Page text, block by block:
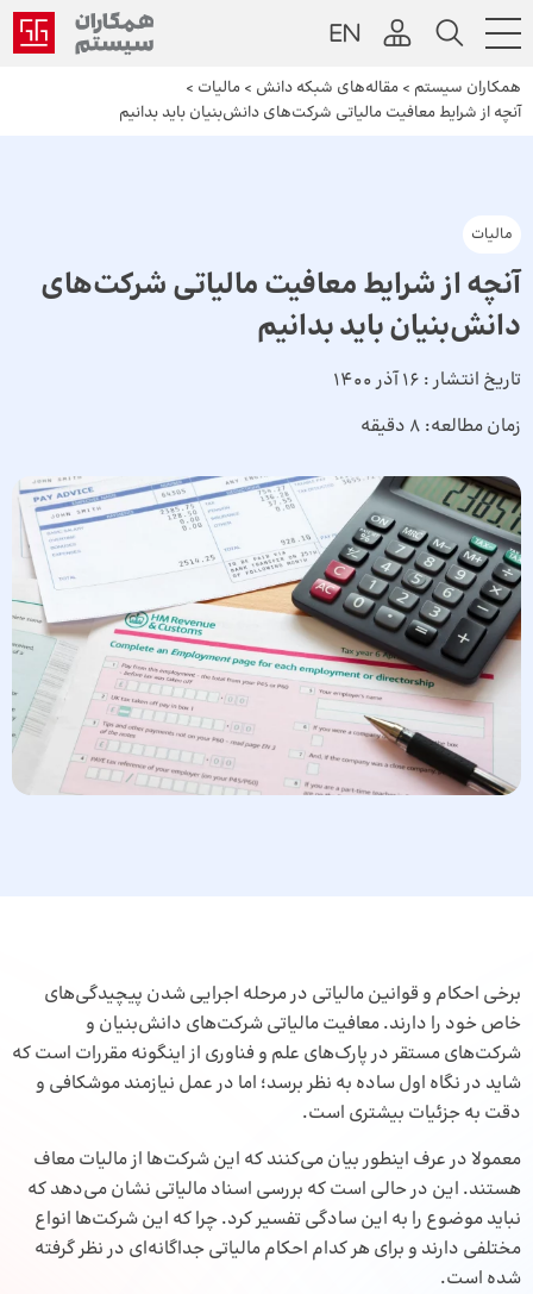
همکاران سیستم > مقاله‌های شبکه دانش > مالیات >
آنچه از شرایط معافیت مالیاتی شرکت‌های دانش‌بنیان باید بدانیم
مالیات
آنچه از شرایط معافیت مالیاتی شرکت‌های
دانش‌بنیان باید بدانیم
تاریخ انتشار : 16 آذر 1400
زمان مطالعه: 8 دقیقه
برخی احکام و قوانین مالیاتی در مرحله اجرایی شدن پیچیدگی‌های
خاص خود را دارند. معافیت مالیاتی شرکت‌های دانش‌بنیان و
شرکت‌های مستقر در پارک‌های علم و فناوری از اینگونه مقررات است که
شاید در نگاه اول ساده به نظر برسد؛ اما در عمل نیازمند موشکافی و
دقت به جزئیات بیشتری است.
معمولا در عرف اینطور بیان می‌کنند که این شرکت‌ها از مالیات معاف
هستند. این در حالی است که بررسی اسناد مالیاتی نشان می‌دهد که
نباید موضوع را به این سادگی تفسیر کرد. چرا که این شرکت‌ها انواع
مختلفی دارند و برای هر کدام احکام مالیاتی جداگانه‌ای در نظر گرفته
شده است.